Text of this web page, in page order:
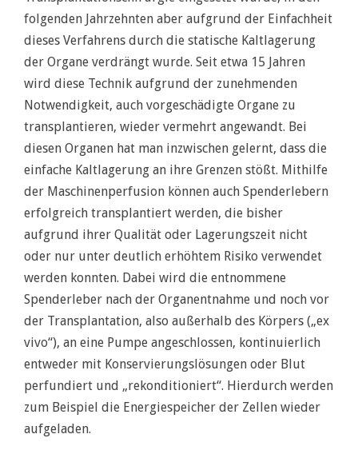
folgenden Jahrzehnten aber aufgrund der Einfachheit
dieses Verfahrens durch die statische Kaltlagerung
der Organe verdrängt wurde. Seit etwa 15 Jahren
wird diese Technik aufgrund der zunehmenden
Notwendigkeit, auch vorgeschädigte Organe zu
transplantieren, wieder vermehrt angewandt. Bei
diesen Organen hat man inzwischen gelernt, dass die
einfache Kaltlagerung an ihre Grenzen stößt. Mithilfe
der Maschinenperfusion können auch Spenderlebern
erfolgreich transplantiert werden, die bisher
aufgrund ihrer Qualität oder Lagerungszeit nicht
oder nur unter deutlich erhöhtem Risiko verwendet
werden konnten. Dabei wird die entnommene
Spenderleber nach der Organentnahme und noch vor
der Transplantation, also außerhalb des Körpers („ex
vivo“), an eine Pumpe angeschlossen, kontinuierlich
entweder mit Konservierungslösungen oder Blut
perfundiert und „rekonditioniert“. Hierdurch werden
zum Beispiel die Energiespeicher der Zellen wieder
aufgeladen.